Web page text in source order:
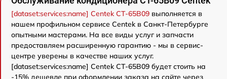
[dataset:services:name] Centek CT-65B09 выполняется в
нашем профильном сервисе Centek в Санкт-Петербурге
опытными мастерами. На все виды услуг и запчасти
предоставляем расширенную гарантию - мы в сервис-
центре уверены в качестве наших услуг.
[dataset:services:name] Centek CT-65B09 будет стоить на
-15% дешевле при оформлении заказа на сайте через